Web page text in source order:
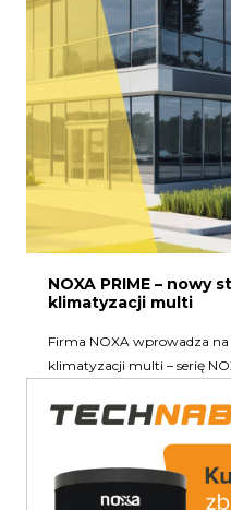
NOXA PRIME – nowy
klimatyzacji multi
Firma NOXA wprowadza
klimatyzacji multi – serię